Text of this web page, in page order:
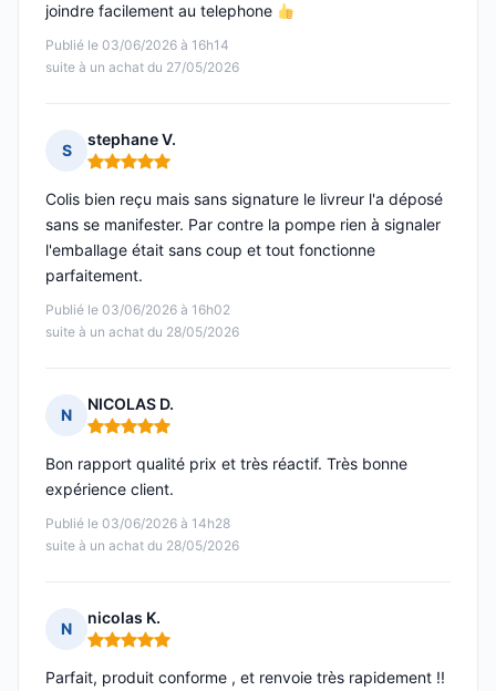
Publié le 03/06/2026 à 16h14
suite à un achat du 27/05/2026
joindre facilement au telephone
S
stephane V.
Note : 5 sur 5
Publié le 03/06/2026 à 16h02
suite à un achat du 28/05/2026
Colis bien reçu mais sans signature le livreur l'a déposé
sans se manifester. Par contre la pompe rien à signaler
l'emballage était sans coup et tout fonctionne
parfaitement.
N
NICOLAS D.
Note : 5 sur 5
Publié le 03/06/2026 à 14h28
suite à un achat du 28/05/2026
Bon rapport qualité prix et très réactif. Très bonne
expérience client.
N
nicolas K.
Note : 5 sur 5
Parfait, produit conforme , et renvoie très rapidement !!